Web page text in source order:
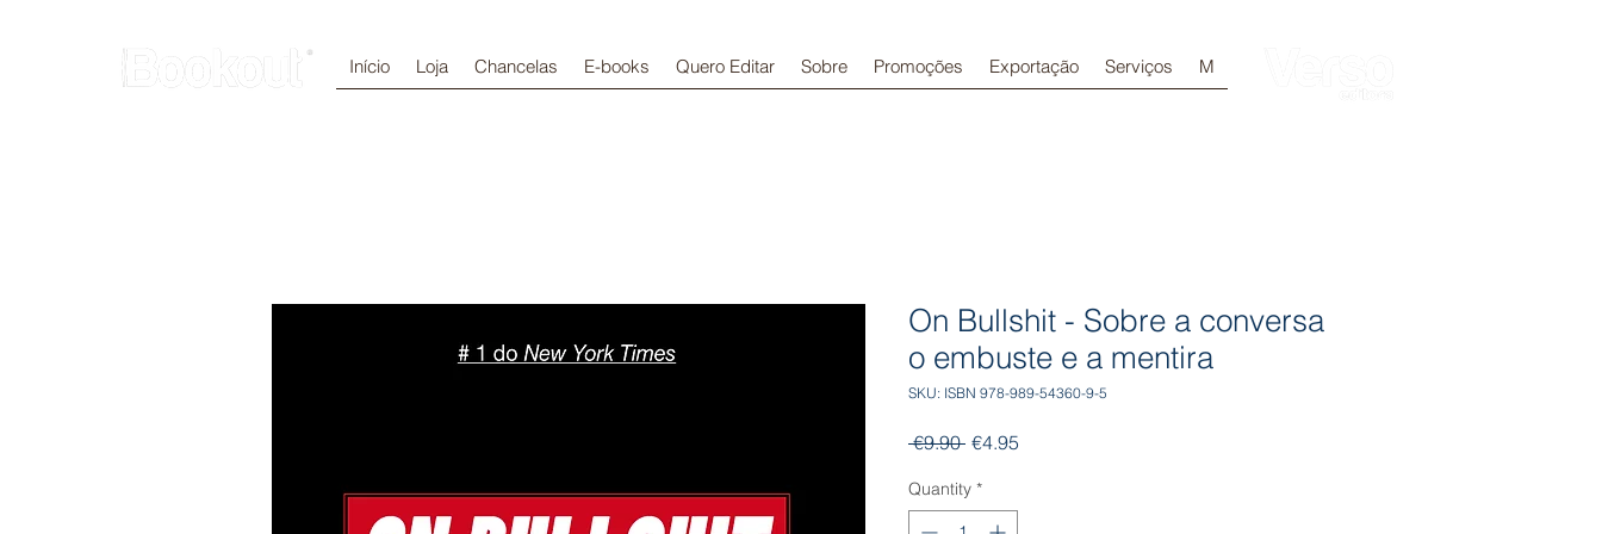
Início Loja Chancelas E-books Quero Editar Sobre Promoções Exportação Serviços M
On Bullshit - Sobre a conversa
o embuste e a mentira
SKU: ISBN 978-989-54360-9-5
€9.90 Regular
€4.95
Quantity *